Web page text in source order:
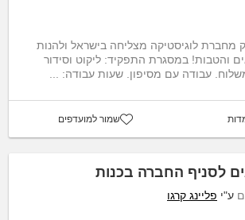
מחברת לוגיסטיקה מצליחה בישראל ולהנות
והטבות! במסגרת התפקיד: ליקוט וסידור
עבודה עם מסיפון. שעות עבודה: ...
שמור למועדפים
לסניף החברה בכנות
ע"י פליינג קרגו